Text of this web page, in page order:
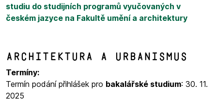
studiu do studijních programů vyučovaných v
českém jazyce na Fakultě umění a architektury
Architektura a urbanismus
Termíny:
Termín podání přihlášek pro bakalářské studium: 30. 11.
2025